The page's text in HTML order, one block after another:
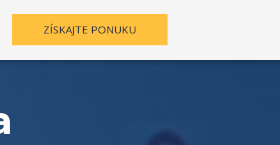
ZÍSKAJTE PONUKU